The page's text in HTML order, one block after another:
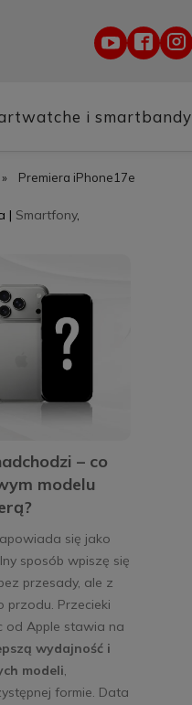
i smartbandy
» Premiera iPhone17e
– co
modelu
| Smartfony,
się jako
sposób wpiszę się
przesady, ale z
przodu. Przecieki
od Apple stawia na
wydajność i
modeli,
formie. Data